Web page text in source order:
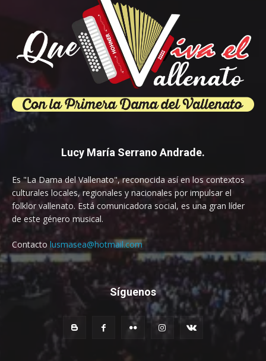
Lucy María Serrano Andrade.
Es "La Dama del Vallenato", reconocida así en los contextos
culturales locales, regionales y nacionales por impulsar el
folklor vallenato. Está comunicadora social, es una gran líder
de este género musical.
Contacto lusmasea@hotmail.com
Síguenos